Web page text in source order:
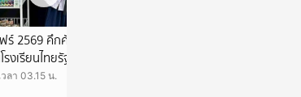
ฟร์ 2569 คึกคัก ชวนช้อปสินค้าฝีมือ
รงเรียนไทยรัฐวิทยา กว่า 71 รายการ
ลา 03.15 น.